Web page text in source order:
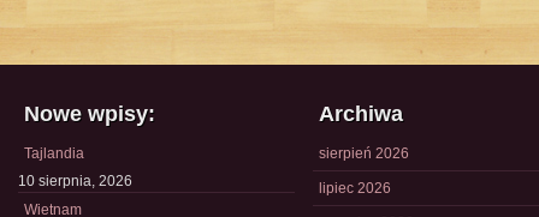
Nowe wpisy:
Tajlandia
10 sierpnia, 2026
Wietnam
Archiwa
sierpień 2026
lipiec 2026